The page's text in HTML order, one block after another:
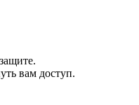
вам доступ.